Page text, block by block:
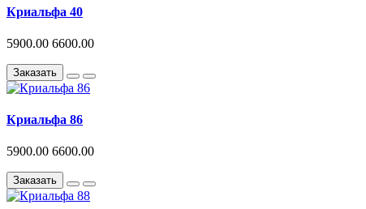
Криальфа 40
5900.00 6600.00
Заказать
Криальфа 86
5900.00 6600.00
Заказать